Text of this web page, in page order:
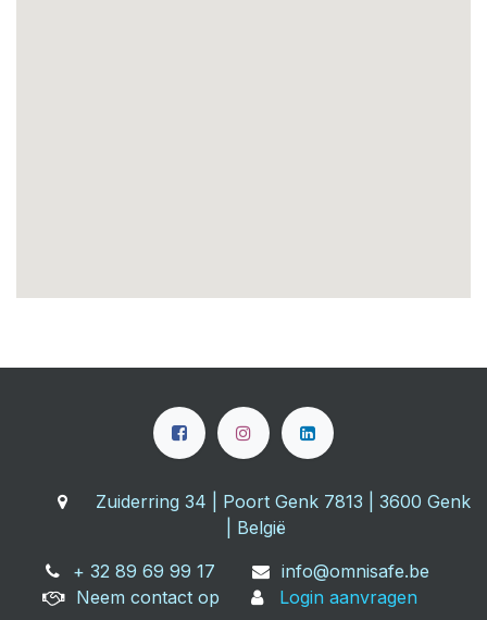
Zuiderring 34 | Poort Genk 7813 | 3600 Genk
| België
+ 32 89 69 99 17
info@omnisafe.be
Neem contact op
Login aanvragen